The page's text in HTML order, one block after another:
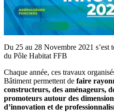
Du 25 au 28 Novembre 2021 s’est
du Pôle Habitat FFB
Chaque année, ces travaux
Bâtiment permettent de faire
constructeurs, des aménageurs,
promoteurs autour des
d’innovation et de